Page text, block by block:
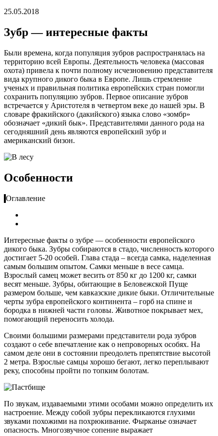
25.05.2018
Зубр — интересные факты
Были времена, когда популяция зубров распространялась на
территорию всей Европы. Деятельность человека (массовая
охота) привела к почти полному исчезновению представителя
вида крупного дикого быка в Европе. Лишь стремление
ученых и правильная политика европейских стран помогли
сохранить популяцию зубров. Первое описание зубров
встречается у Аристотеля в четвертом веке до нашей эры. В
словаре фракийского (дакийского) языка слово «зомбр»
обозначает «дикий бык». Представителями данного рода на
сегодняшний день являются европейский зубр и
американский бизон.
Особенности
Оглавление
Интересные факты о зубре — особенности европейского
дикого быка. Зубры собираются в стадо, численность которого
достигает 5-20 особей. Глава стада – всегда самка, наделенная
самым большим опытом. Самки меньше в весе самца.
Взрослый самец может весить от 850 кг до 1200 кг, самки
весят меньше. Зубры, обитающие в Беловежской Пуще
размером больше, чем кавказские дикие быки. Отличительные
черты зубра европейского континента – горб на спине и
бородка в нижней части головы. Животное покрывает мех,
помогающий переносить холода.
Своими большими размерами представители рода зубров
создают о себе впечатление как о непроворных особях. На
самом деле они в состоянии преодолеть препятствие высотой
2 метра. Взрослые самцы хорошо бегают, легко переплывают
реку, способны пройти по топким болотам.
По звукам, издаваемыми этими особами можно определить их
настроение. Между собой зубры перекликаются глухими
звуками похожими на похрюкивание. Фырканье означает
опасность. Многозвучное сопение выражает